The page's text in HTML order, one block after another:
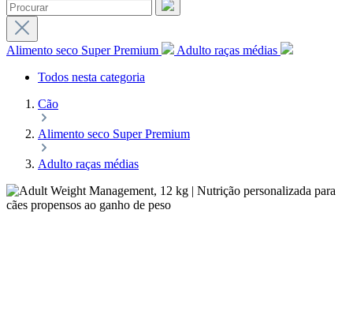
Alimento seco Super Premium
Adulto raças médias
Todos nesta categoria
Cão
Alimento seco Super Premium
Adulto raças médias